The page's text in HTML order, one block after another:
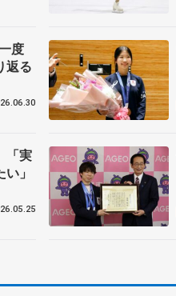
度
返る
「実
」